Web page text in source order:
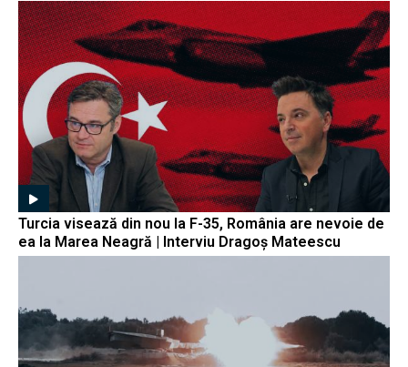
Turcia visează din nou la F-35, România are nevoie de
ea la Marea Neagră | Interviu Dragoș Mateescu